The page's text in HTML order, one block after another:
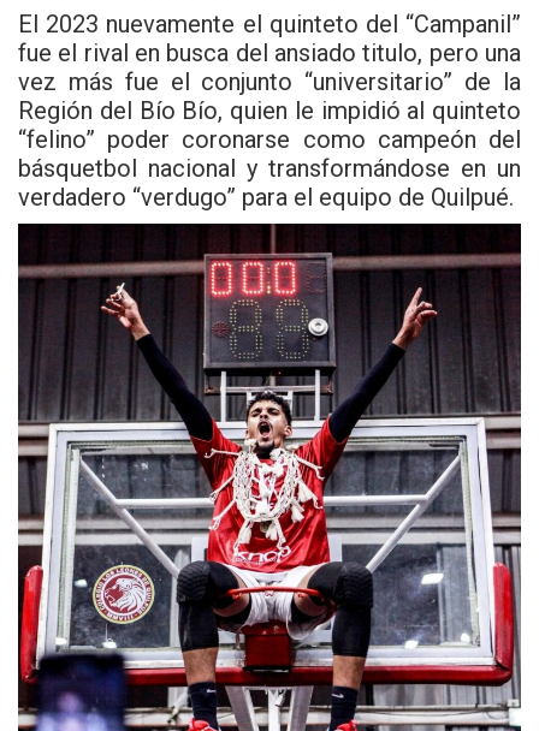
El 2023 nuevamente el quinteto del “Campanil”
fue el rival en busca del ansiado titulo, pero una
vez más fue el conjunto “universitario” de la
Región del Bío Bío, quien le impidió al quinteto
“felino” poder coronarse como campeón del
básquetbol nacional y transformándose en un
verdadero “verdugo” para el equipo de Quilpué.